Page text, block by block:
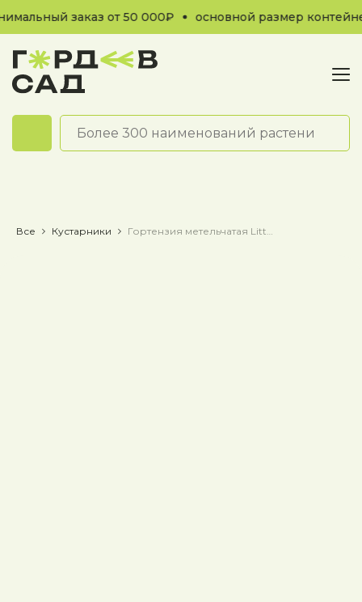
заказ от 50 000₽ основной размер
Все Кустарники Гортензия метельчатая Little Fresco / Литл Фреско